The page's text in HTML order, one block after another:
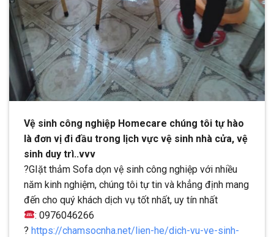
Vệ sinh công nghiệp Homecare chúng tôi tự hào
là đơn vị đi đầu trong lịch vực vệ sinh nhà cửa, vệ
sinh duy trì..vvv
?GIặt thảm Sofa dọn vệ sinh công nghiệp với nhiều
năm kinh nghiệm, chúng tôi tự tin và khẳng định mang
đến cho quý khách dịch vụ tốt nhất, uy tín nhất
: 0976046266
? https://chamsocnha.net/lien-he/dich-vu-ve-sinh-